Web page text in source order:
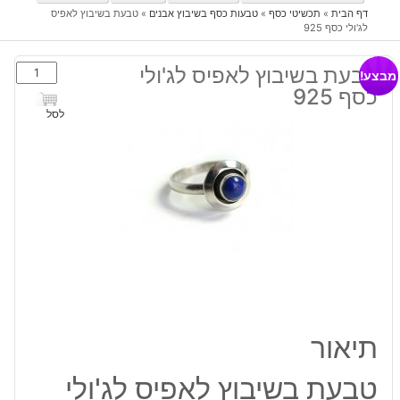
דף הבית» תכשיטי כסף» טבעות כסף בשיבוץ אבנים » טבעת בשיבוץ לאפיס
לג'ולי כסף 925
טבעת בשיבוץ לאפיס לג'ולי
כסף 925
כמות
של
טבעת
לסל
מבצע!
תיאור
טבעת בשיבוץ לאפיס לג'ולי